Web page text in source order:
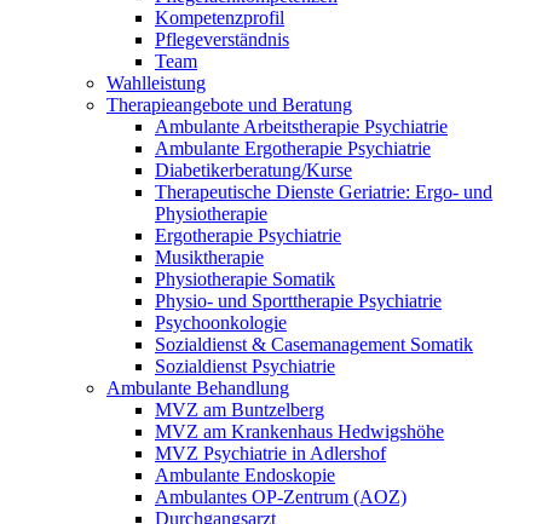
Kompetenzprofil
Pflegeverständnis
Team
Wahlleistung
Therapieangebote und Beratung
Ambulante Arbeitstherapie Psychiatrie
Ambulante Ergotherapie Psychiatrie
Diabetikerberatung/Kurse
Therapeutische Dienste Geriatrie: Ergo- und
Physiotherapie
Ergotherapie Psychiatrie
Musiktherapie
Physiotherapie Somatik
Physio- und Sporttherapie Psychiatrie
Psychoonkologie
Sozialdienst & Casemanagement Somatik
Sozialdienst Psychiatrie
Ambulante Behandlung
MVZ am Buntzelberg
MVZ am Krankenhaus Hedwigshöhe
MVZ Psychiatrie in Adlershof
Ambulante Endoskopie
Ambulantes OP-Zentrum (AOZ)
Durchgangsarzt